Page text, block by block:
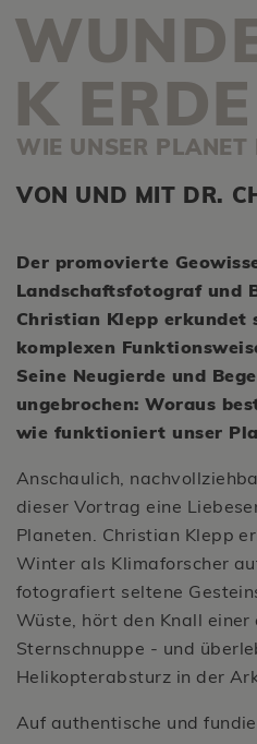
K ERDE
WIE UNSER PLANET
VON UND MIT DR.
Der promovierte
Landschaftsfotograf und
Christian Klepp erkundet
komplexen
Seine Neugierde und
ungebrochen: Woraus
wie funktioniert unser
Anschaulich,
dieser Vortrag eine
Planeten. Christian Klepp
Winter als Klimaforscher
fotografiert seltene
Wüste, hört den Knall einer
Sternschnuppe - und
Helikopterabsturz in der
Auf authentische und